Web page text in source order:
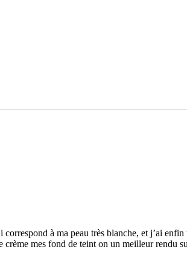
à ma peau très blanche, et j’ai
crème mes fond de teint on un meilleur rendu